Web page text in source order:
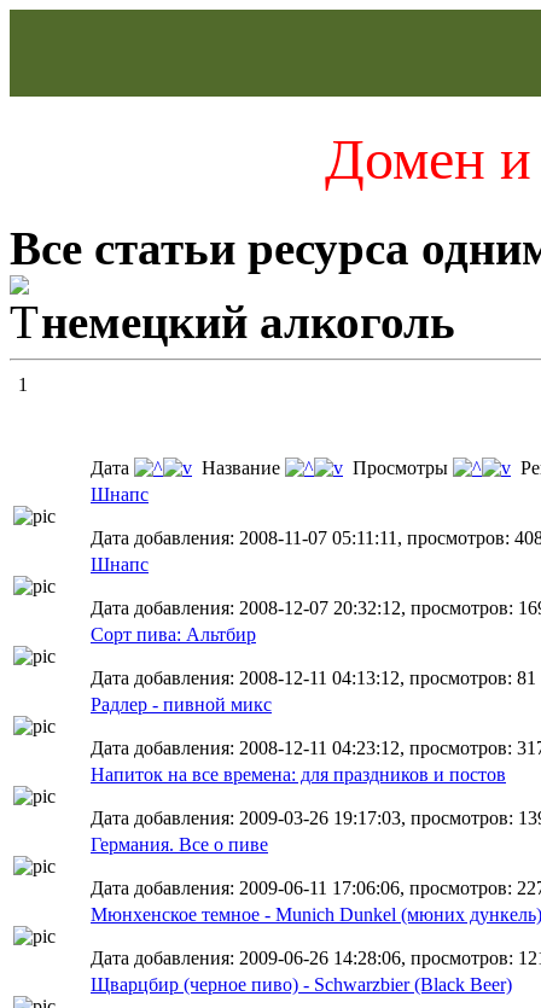
Домен и
Все статьи ресурса
немецкий алкоголь
1
Дата Название Просмотры
Шнапс
Дата добавления: 2008-11-07 05:11:11, просмотров:
Шнапс
Дата добавления: 2008-12-07 20:32:12, просмотров:
Сорт пива: Альтбир
Дата добавления: 2008-12-11 04:13:12, просмотров: 81
Радлер - пивной микс
Дата добавления: 2008-12-11 04:23:12, просмотров:
Напиток на все времена: для праздников и постов
Дата добавления: 2009-03-26 19:17:03, просмотров:
Германия. Все о пиве
Дата добавления: 2009-06-11 17:06:06, просмотров:
Мюнхенское темное - Munich Dunkel (мюних дункель)
Дата добавления: 2009-06-26 14:28:06, просмотров:
Щварцбир (черное пиво) - Schwarzbier (Black Beer)